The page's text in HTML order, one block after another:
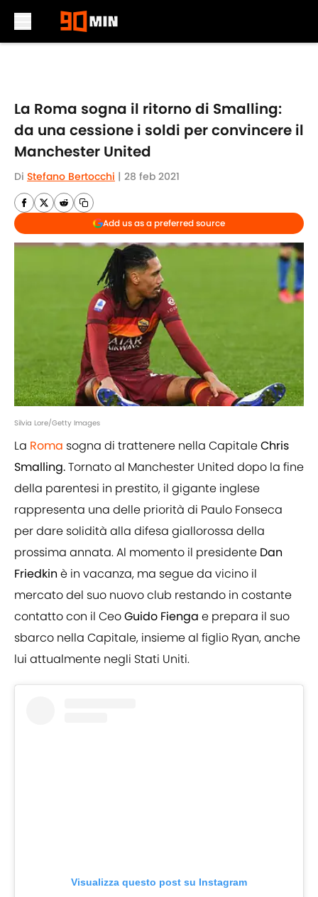
La Roma sogna il ritorno di Smalling:
da una cessione i soldi per convincere il
Manchester United
Di Stefano Bertocchi | 28 feb 2021
Add us as a preferred source
Silvia Lore/Getty Images
La Roma sogna di trattenere nella CapitaleChris
Smalling.Tornato al Manchester United dopo la fine
della parentesi in prestito, il gigante inglese
rappresenta una delle priorità di Paulo Fonseca
per dare solidità alla difesa giallorossa della
prossima annata. Al momento il presidente Dan
Friedkin è in vacanza, ma segue da vicino il
mercato del suo nuovo club restando in costante
contatto con il CeoGuido Fienga e prepara il suo
sbarco nella Capitale, insieme al figlio Ryan, anche
lui attualmente negli Stati Uniti.
Visualizza questo post su Instagram